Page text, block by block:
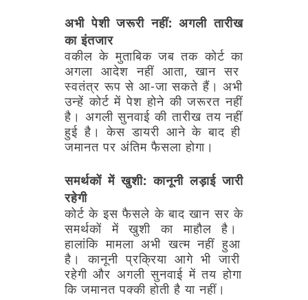
अभी पेशीजरूरी नहीं: अगली तारीख
का इंतजार
वकील के मुताबिकजब तक कोर्टका
अगला आदेश नहींआता, खान सर
स्वतंत्र रूप से आ-जासकते हैं। अभी
उन्हें कोर्टमें पेश होने कीजरूरत नहीं
है। अगलीसुनवाई की तारीखतयनहीं
हुई है। केस डायरीआनेके बादही
जमानत पर अंतिम फैसला होगा।
समर्थकों मेंखुशी: कानूनी लड़ाईजारी
रहेगी
कोर्ट के इसफैसले केबादखान सर के
समर्थकों मेंखुशी का माहौल है।
हालांकि मामलाअभी खत्मनहींहुआ
है।
कानूनी प्रक्रिया आगे भी जारी
रहेगी और अगलीसुनवाई मेंतय होगा
कि जमानत पक्की होती है या नहीं।